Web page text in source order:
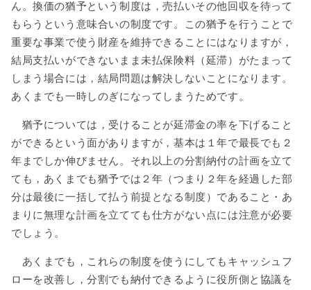
ん。換価の猶予という制度は，売払いその他回収を待って
もらうという意味合いの制度です。この猶予を行うことで
重要な事業で使う財産を維持できることにはなりますが，
結局支払いができないまま未払保険料（延滞）がたまって
しまう場合には，結局問題は解決しないことになります。
あくまでも一時しのぎになってしまうためです。
猶予については，受けることが延滞金の率を下げること
ができるという面がありますが，基本は１年で最長でも２
年までしか伸びません。それ以上の分割納付の計画を立て
ても，あくまでも猶予では２年（つまり２年を経過した部
分は最後に一括して払う前提となる制度）であること・あ
まりに無理な計画を立てても仕方がない点には注意が必要
でしょう。
あくまでも，これらの制度を使うにしてもキャッシュフ
ローを改善し，分割でも納付できるように役所側と協議を